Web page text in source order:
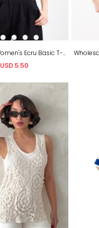
Wholesale Women's Ecru Basic T-Shirt
USD 5.50